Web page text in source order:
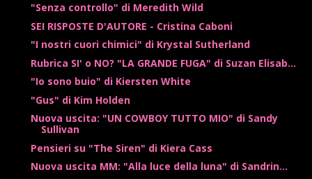
"Senza controllo" di Meredith Wild
SEI RISPOSTE D'AUTORE - Cristina Caboni
"I nostri cuori chimici" di Krystal Sutherland
Rubrica SI' o NO? "LA GRANDE FUGA" di Suzan Elisab...
"Io sono buio" di Kiersten White
"Gus" di Kim Holden
Nuova uscita: "UN COWBOY TUTTO MIO" di Sandy
Sullivan
Pensieri su "The Siren" di Kiera Cass
Nuova uscita MM: "Alla luce della luna" di Sandrin...